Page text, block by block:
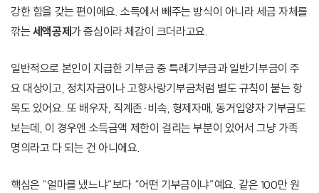
강한 힘을 갖는 편이에요. 소득에서 빼주는 방식이 아니라 세금 자체를
깎는 세액공제 가 중심이라 체감이 크더라고요.
일반적으로 본인이 지급한 기부금 중 특례기부금과 일반기부금이 주
요 대상이고, 정치자금이나 고향사랑기부금처럼 별도 규칙이 붙는 항
목도 있어요. 또 배우자, 직계존·비속, 형제자매, 동거입양자 기부금도
보는데, 이 경우엔 소득금액 제한이 걸리는 부분이 있어서 그냥 가족
명의라고 다 되는 건 아니에요.
핵심은 “얼마를 냈느냐”보다 “어떤 기부금이냐”예요. 같은 100만 원